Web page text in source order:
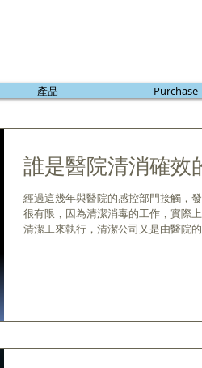
產品 Purchase
誰是醫院清消確效
經過這幾年與醫院的感控部門接觸，
很有限，因為清潔消毒的工作，實際
清潔工來執行，清潔公司又是由醫院